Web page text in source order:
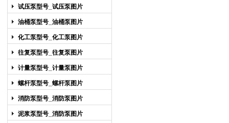
试压泵型号_试压泵图片
油桶泵型号_油桶泵图片
化工泵型号_化工泵图片
往复泵型号_往复泵图片
计量泵型号_计量泵图片
螺杆泵型号_螺杆泵图片
消防泵型号_消防泵图片
泥浆泵型号_消防泵图片